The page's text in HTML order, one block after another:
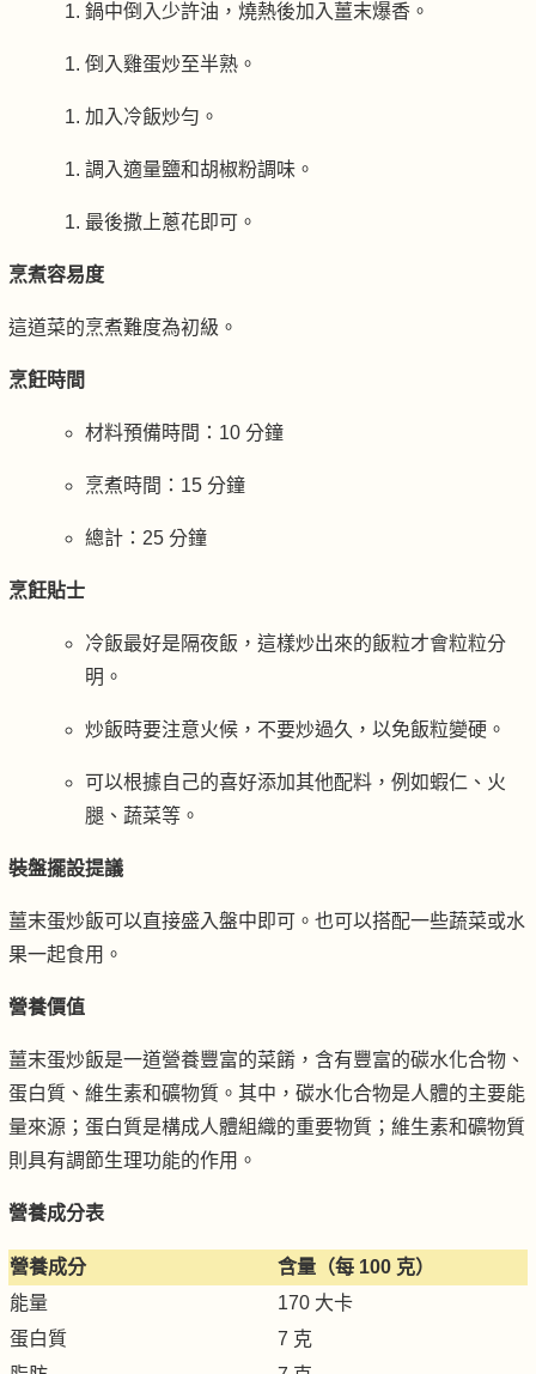
鍋中倒入少許油，燒熱後加入薑末爆香。
倒入雞蛋炒至半熟。
加入冷飯炒勻。
調入適量鹽和胡椒粉調味。
最後撒上蔥花即可。
烹煮容易度
這道菜的烹煮難度為初級。
烹飪時間
材料預備時間：10 分鐘
烹煮時間：15 分鐘
總計：25 分鐘
烹飪貼士
冷飯最好是隔夜飯，這樣炒出來的飯粒才會粒粒分
明。
炒飯時要注意火候，不要炒過久，以免飯粒變硬。
可以根據自己的喜好添加其他配料，例如蝦仁、火
腿、蔬菜等。
裝盤擺設提議
薑末蛋炒飯可以直接盛入盤中即可。也可以搭配一些蔬菜或水
果一起食用。
營養價值
薑末蛋炒飯是一道營養豐富的菜餚，含有豐富的碳水化合物、
蛋白質、維生素和礦物質。其中，碳水化合物是人體的主要能
量來源；蛋白質是構成人體組織的重要物質；維生素和礦物質
則具有調節生理功能的作用。
營養成分表
營養成分
含量（每 100 克）
能量
170 大卡
蛋白質
7 克